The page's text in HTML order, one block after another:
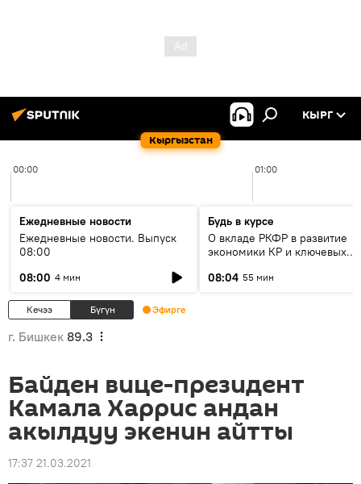
Кыргызстан
КЫРГ
00:00 01:00
Ежедневные новости
Ежедневные новости. Выпуск
08:00
08:00 4 мин
Будь в курсе
О вкладе РКФР в развитие
экономики КР и ключевых
08:04 55 мин
Кечээ Бүгүн Эфирге
г. Бишкек 89.3
Байден вице-президент
Камала Харрис андан
акылдуу экенин айтты
17:37 21.03.2021